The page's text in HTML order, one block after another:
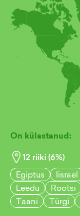
On külastanud:
12 riiki (6%)
Egiptus
Iisrael
Leedu
Rootsi
Taani
Türgi